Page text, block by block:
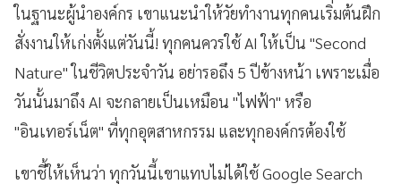
ในฐานะผู้นำองค์กร เขาแนะนำให้วัยทำงานทุกคนเริ่มต้นฝึก
สั่งงานให้เก่งตั้งแต่วันนี้! ทุกคนควรใช้ AI ให้เป็น "Second
Nature" ในชีวิตประจำวัน อย่ารอถึง 5 ปีข้างหน้า เพราะเมื่อ
วันนั้นมาถึง AI จะกลายเป็นเหมือน "ไฟฟ้า" หรือ
"อินเทอร์เน็ต" ที่ทุกอุตสาหกรรม และทุกองค์กรต้องใช้
เขาชี้ให้เห็นว่า ทุกวันนี้เขาแทบไม่ได้ใช้ Google Search